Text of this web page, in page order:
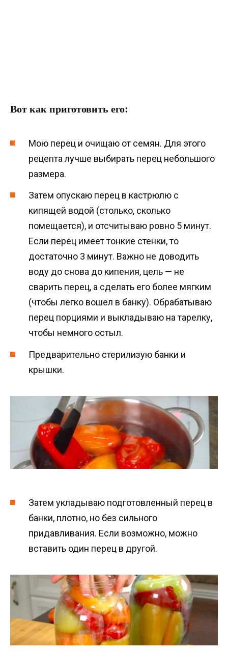
Вот как приготовить его:
Мою перец и очищаю от семян. Для этого
рецепта лучше выбирать перец небольшого
размера.
Затем опускаю перец в кастрюлю с
кипящей водой (столько, сколько
помещается), и отсчитываю ровно 5 минут.
Если перец имеет тонкие стенки, то
достаточно 3 минут. Важно не доводить
воду до снова до кипения, цель — не
сварить перец, а сделать его более мягким
(чтобы легко вошел в банку). Обрабатываю
перец порциями и выкладываю на тарелку,
чтобы немного остыл.
Предварительно стерилизую банки и
крышки.
Затем укладываю подготовленный перец в
банки, плотно, но без сильного
придавливания. Если возможно, можно
вставить один перец в другой.